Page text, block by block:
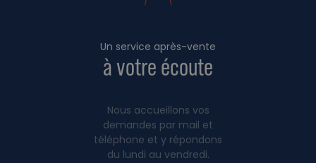
Un service après-vente
à votre écoute
Nous accueillons vos
demandes par mail et
téléphone et y répondons
du lundi au vendredi.